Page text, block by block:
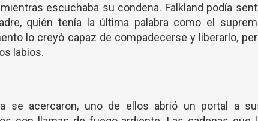
escuchaba su condena. Falkland podía
quién tenía la última palabra como el
lo creyó capaz de compadecerse y liberarlo,
labios.
se acercaron, uno de ellos abrió un portal a